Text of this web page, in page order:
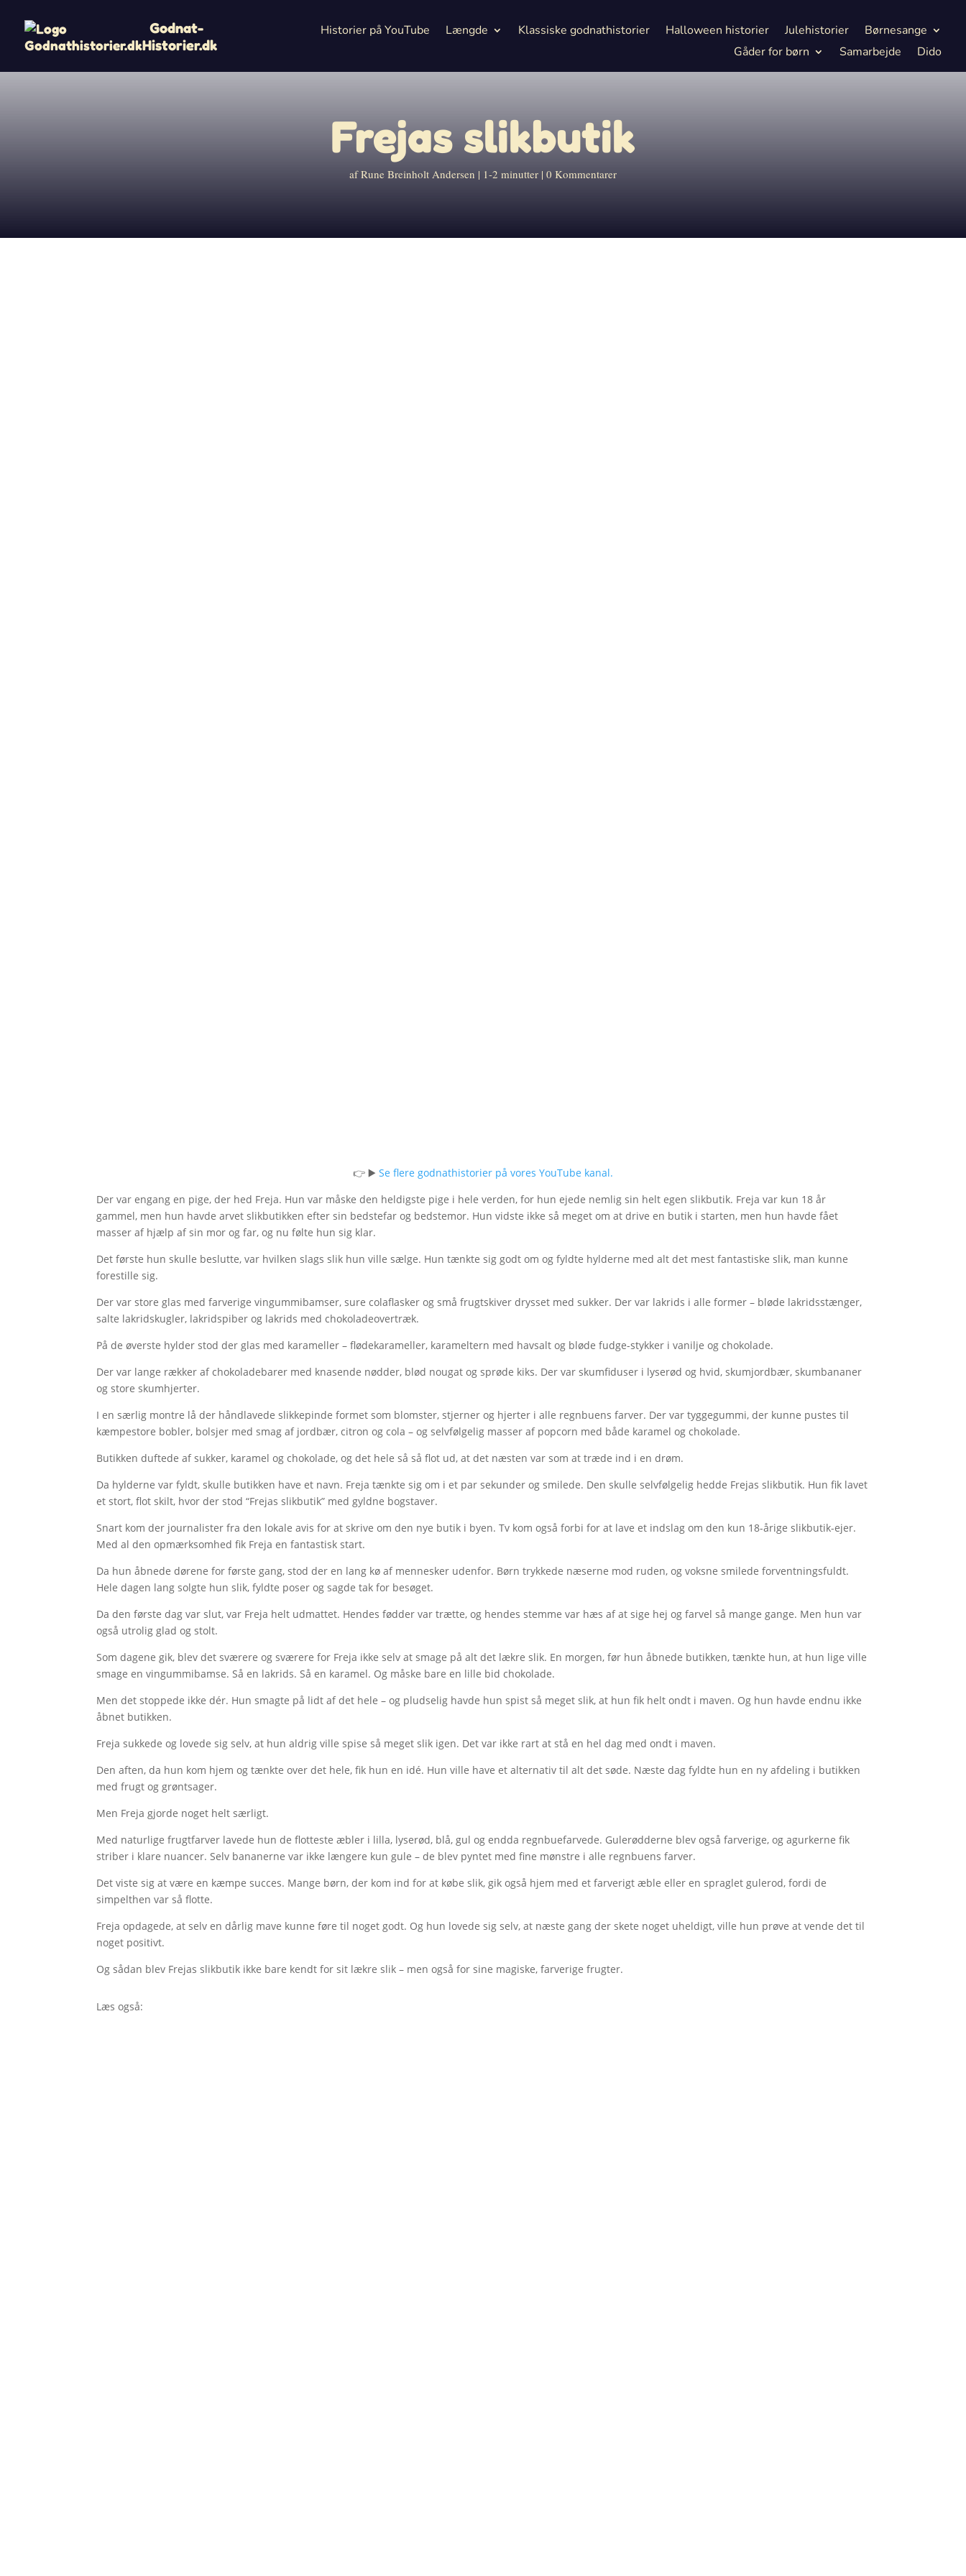
Godnat-
Historier.dk
Historier på YouTube Længde Klassiske godnathistorier Halloween historier Julehistorier
Børnesange
Gåder for børn
Samarbejde Dido
Frejas slikbutik
afRune Breinholt Andersen 1-2 minutter 0 Kommentarer
👉 ▶️ Se flere godnathistorier på vores YouTube kanal.
Der var engang en pige, der hed Freja. Hun var måske den heldigste pige i hele verden, for hun ejede nemlig sin helt egen slikbutik. Freja var kun 18 år
gammel, men hun havde arvet slikbutikken efter sin bedstefar og bedstemor. Hun vidste ikke så meget om at drive en butik i starten, men hun havde fået
masser af hjælp af sin mor og far, og nu følte hun sig klar.
Det første hun skulle beslutte, var hvilken slags slik hun ville sælge. Hun tænkte sig godt om og fyldte hylderne med alt det mest fantastiske slik, man kunne
forestille sig.
Der var store glas med farverige vingummibamser, sure colaflasker og små frugtskiver drysset med sukker. Der var lakrids i alle former – bløde lakridsstænger,
salte lakridskugler, lakridspiber og lakrids med chokoladeovertræk.
På de øverste hylder stod der glas med karameller – flødekarameller, karameltern med havsalt og bløde fudge-stykker i vanilje og chokolade.
Der var lange rækker af chokoladebarer med knasende nødder, blød nougat og sprøde kiks. Der var skumfiduser i lyserød og hvid, skumjordbær, skumbananer
og store skumhjerter.
I en særlig montre lå der håndlavede slikkepinde formet som blomster, stjerner og hjerter i alle regnbuens farver. Der var tyggegummi, der kunne pustes til
kæmpestore bobler, bolsjer med smag af jordbær, citron og cola – og selvfølgelig masser af popcorn med både karamel og chokolade.
Butikken duftede af sukker, karamel og chokolade, og det hele så så flot ud, at det næsten var som at træde ind i en drøm.
Da hylderne var fyldt, skulle butikken have et navn. Freja tænkte sig om i et par sekunder og smilede. Den skulle selvfølgelig hedde Frejas slikbutik. Hun fik lavet
et stort, flot skilt, hvor der stod “Frejas slikbutik” med gyldne bogstaver.
Snart kom der journalister fra den lokale avis for at skrive om den nye butik i byen. Tv kom også forbi for at lave et indslag om den kun 18-årige slikbutik-ejer.
Med al den opmærksomhed fik Freja en fantastisk start.
Da hun åbnede dørene for første gang, stod der en lang kø af mennesker udenfor. Børn trykkede næserne mod ruden, og voksne smilede forventningsfuldt.
Hele dagen lang solgte hun slik, fyldte poser og sagde tak for besøget.
Da den første dag var slut, var Freja helt udmattet. Hendes fødder var trætte, og hendes stemme var hæs af at sige hej og farvel så mange gange. Men hun var
også utrolig glad og stolt.
Som dagene gik, blev det sværere og sværere for Freja ikke selv at smage på alt det lækre slik. En morgen, før hun åbnede butikken, tænkte hun, at hun lige ville
smage en vingummibamse. Så en lakrids. Så en karamel. Og måske bare en lille bid chokolade.
Men det stoppede ikke dér. Hun smagte på lidt af det hele – og pludselig havde hun spist så meget slik, at hun fik helt ondt i maven. Og hun havde endnu ikke
åbnet butikken.
Freja sukkede og lovede sig selv, at hun aldrig ville spise så meget slik igen. Det var ikke rart at stå en hel dag med ondt i maven.
Den aften, da hun kom hjem og tænkte over det hele, fik hun en idé. Hun ville have et alternativ til alt det søde. Næste dag fyldte hun en ny afdeling i butikken
med frugt og grøntsager.
Men Freja gjorde noget helt særligt.
Med naturlige frugtfarver lavede hun de flotteste æbler i lilla, lyserød, blå, gul og endda regnbuefarvede. Gulerødderne blev også farverige, og agurkerne fik
striber i klare nuancer. Selv bananerne var ikke længere kun gule – de blev pyntet med fine mønstre i alle regnbuens farver.
Det viste sig at være en kæmpe succes. Mange børn, der kom ind for at købe slik, gik også hjem med et farverigt æble eller en spraglet gulerod, fordi de
simpelthen var så flotte.
Freja opdagede, at selv en dårlig mave kunne føre til noget godt. Og hun lovede sig selv, at næste gang der skete noget uheldigt, ville hun prøve at vende det til
noget positivt.
Og sådan blev Frejas slikbutik ikke bare kendt for sit lækre slik – men også for sine magiske, farverige frugter.
Læs også: